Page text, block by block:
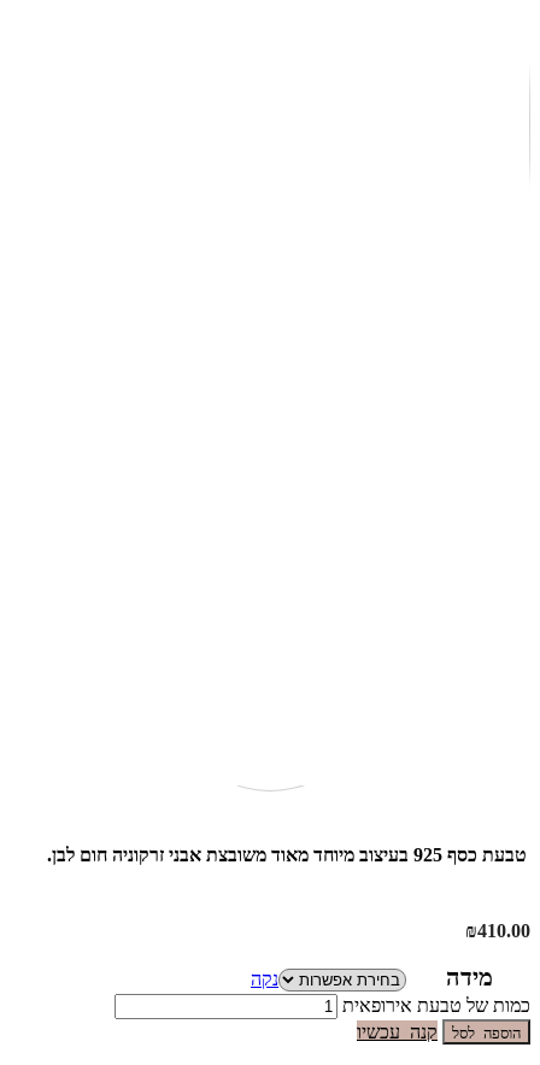
טבעת כסף 925 בעיצוב מיוחד מאוד משובצת אבני זרקוניה חום לבן.
₪410.00
מידה
נקה
כמות של טבעת אירופאית
הוספה לסל קנה עכשיו